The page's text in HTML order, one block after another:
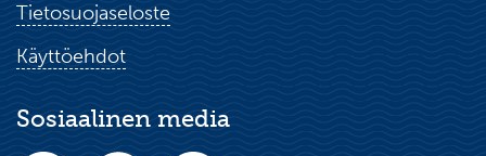
Tietosuojaseloste
Käyttöehdot
Sosiaalinen media